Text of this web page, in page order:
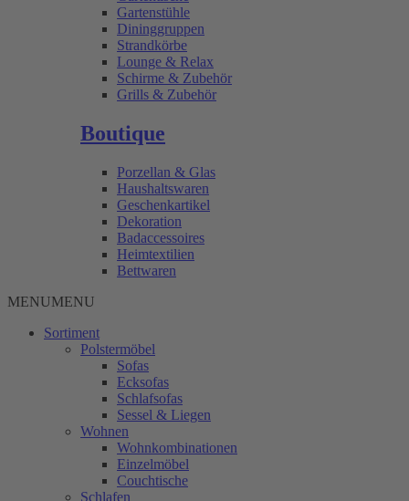
Gartenstühle
Dininggruppen
Strandkörbe
Lounge & Relax
Schirme & Zubehör
Grills & Zubehör
Boutique
Porzellan & Glas
Haushaltswaren
Geschenkartikel
Dekoration
Badaccessoires
Heimtextilien
Bettwaren
MENUMENU
Sortiment
Polstermöbel
Sofas
Ecksofas
Schlafsofas
Sessel & Liegen
Wohnen
Wohnkombinationen
Einzelmöbel
Couchtische
Schlafen